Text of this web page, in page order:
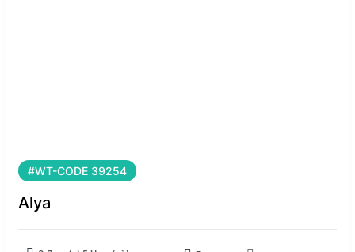
#WT-CODE 39254
Alya